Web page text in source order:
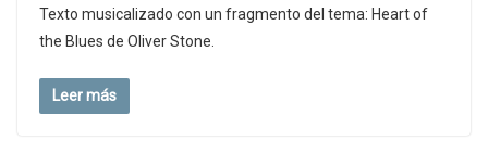
Texto musicalizado con un fragmento del tema: Heart of
the Blues de Oliver Stone.
Leer más